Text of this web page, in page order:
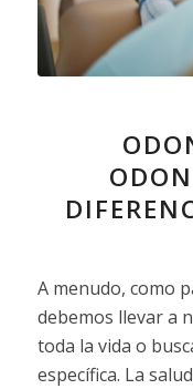
A menudo, como
debemos llevar a
toda la vida o
específica. La